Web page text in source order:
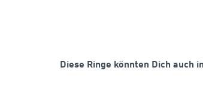
Diese Ringe könnten Dich auch